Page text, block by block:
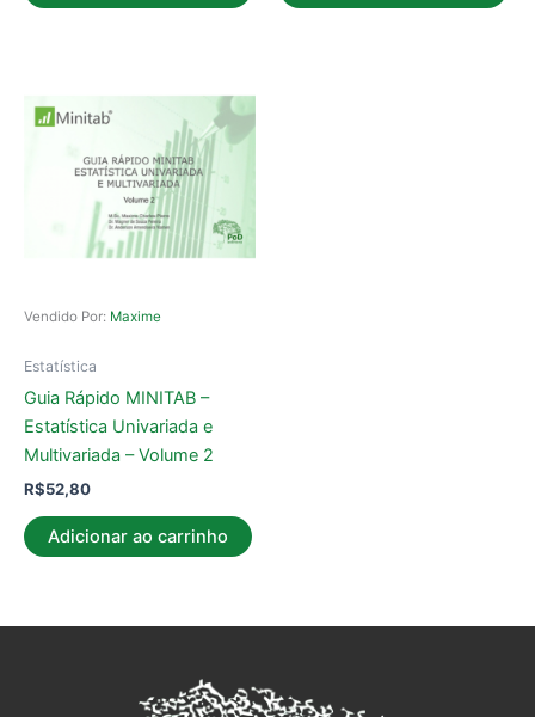
Vendido Por: Maxime
Estatística
Guia Rápido MINITAB –
Estatística Univariada e
Multivariada – Volume 2
R$52,80
Adicionar ao carrinho